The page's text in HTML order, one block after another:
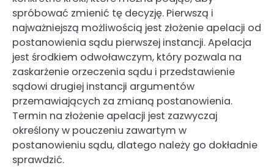
spróbować zmienić tę decyzję. Pierwszą i
najważniejszą możliwością jest złożenie apelacji od
postanowienia sądu pierwszej instancji. Apelacja
jest środkiem odwoławczym, który pozwala na
zaskarżenie orzeczenia sądu i przedstawienie
sądowi drugiej instancji argumentów
przemawiających za zmianą postanowienia.
Termin na złożenie apelacji jest zazwyczaj
określony w pouczeniu zawartym w
postanowieniu sądu, dlatego należy go dokładnie
sprawdzić.